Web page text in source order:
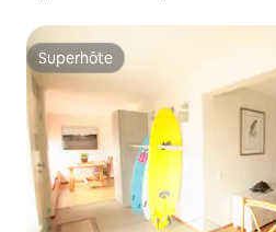
Superhôte
Superhôte